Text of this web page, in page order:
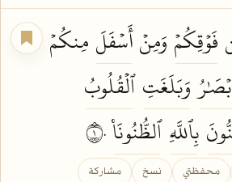
فَوۡقِكُمۡ وَمِنۡأَسۡفَلَ مِنكُمۡ
وَبَلَغَتِ ٱلۡقُلُوبُ
بِٱللَّهِ ٱلظُّنُونَا۠
محفظتي نسخ مشاركة